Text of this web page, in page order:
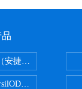
安捷伦） PLOT色谱
C18/C8/